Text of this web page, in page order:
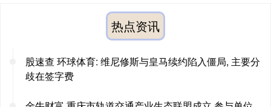
热点资讯
股速查 环球体育: 维尼修斯与皇马续约陷入僵局, 主要分
歧在签字费